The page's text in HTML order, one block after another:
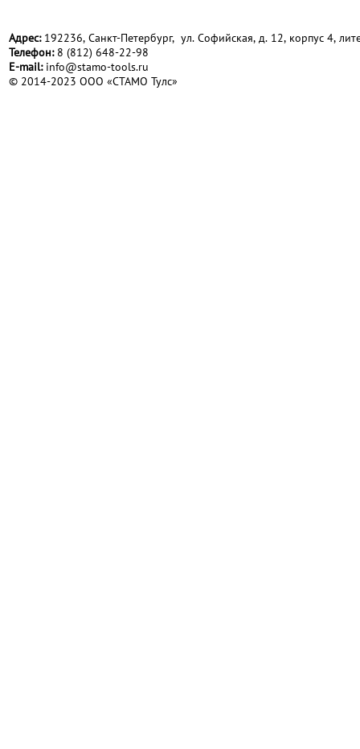
Адрес:192236, Санкт-Петербург, ул. Софийская, д. 12, корпус 4,
Телефон:8 (812) 648-22-98
Е-mail: info@stamo-tools.ru
© 2014-2023 ООО «СТАМО Тулс»